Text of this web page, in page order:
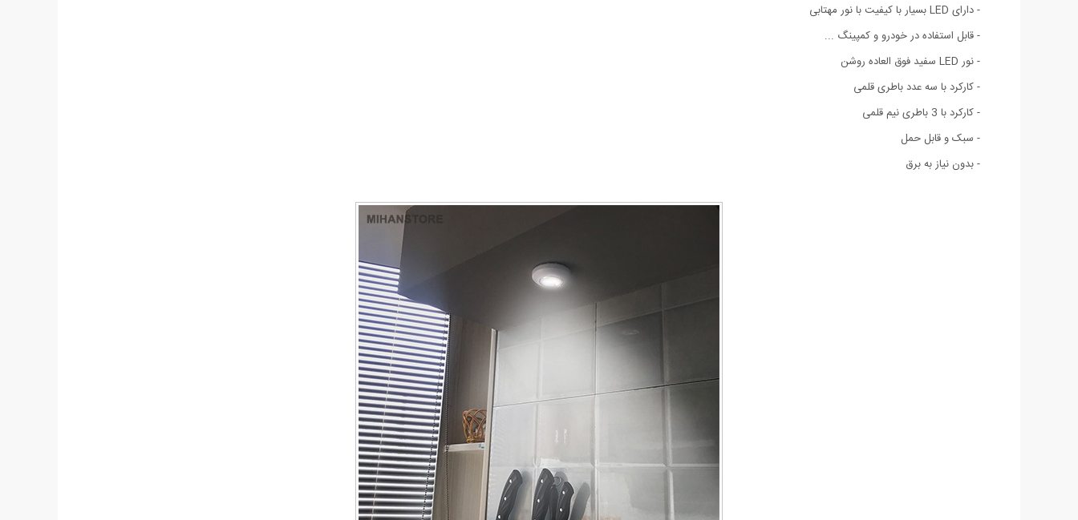
- دارای LED بسیار با کیفیت با نور مهتابی
- قابل استفاده در خودرو و کمپینگ ...
- نور LED سفید فوق العاده روشن
- کارکرد با سه عدد باطری قلمی
- کارکرد با 3 باطری نیم قلمی
- سبک و قابل حمل
- بدون نیاز به برق